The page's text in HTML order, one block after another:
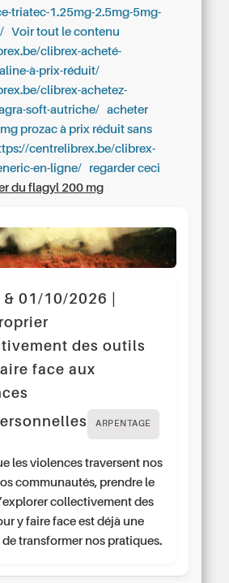
triatec-1.25mg-2.5mg-5mg-
Voir tout le contenu
clibrex-acheté-
à-prix-réduit/
clibrex-achetez-
soft-autriche/
acheter
prozac à prix réduit sans
centrelibrex.be/clibrex-
en-ligne/
regarder ceci
du flagyl 200 mg
01/10/2026 |
des outils
face aux
ARPENTAGE
les violences traversent nos
communautés, prendre le
collectivement des
y faire face est déjà une
de transformer nos pratiques.